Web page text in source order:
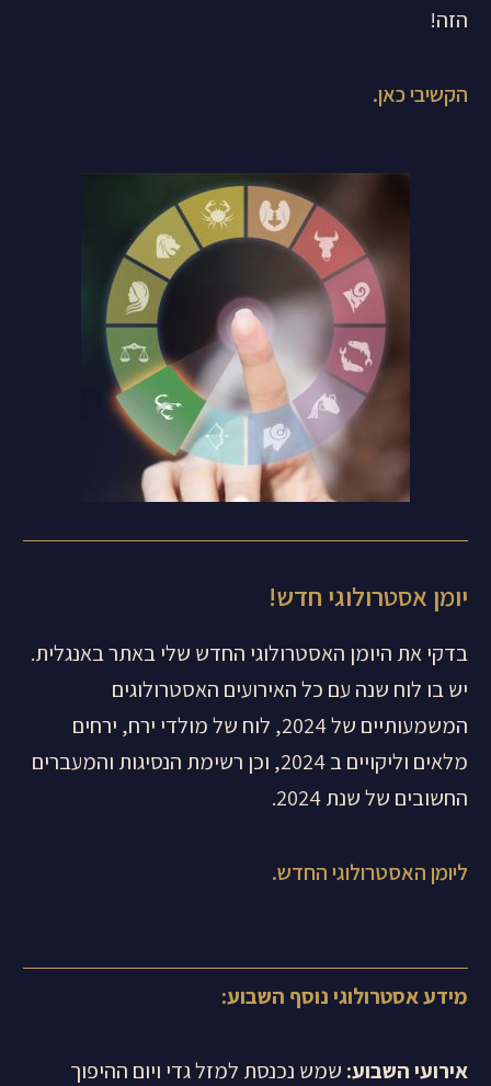
הזה!
הקשיבי כאן.
יומן אסטרולוגי חדש!
בדקי את היומן האסטרולוגי החדש שלי באתר באנגלית.
יש בו לוח שנה עם כל האירועים האסטרולוגים
המשמעותיים של 2024, לוח של מולדי ירח, ירחים
מלאים וליקויים ב 2024, וכן רשימת הנסיגות והמעברים
החשובים של שנת 2024.
ליומן האסטרולוגי החדש.
מידע אסטרולוגי נוסף השבוע:
אירועי השבוע: שמש נכנסת למזל גדי ויום ההיפוך